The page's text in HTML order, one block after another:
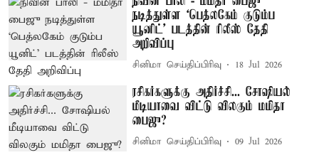
நடித்துள்ள ‘பெத்லகேம் குடும்ப
யூனிட்' படத்தின் ரிலீஸ் தேதி
அறிவிப்பு
சினிமா செய்திப்பிரிவு 18 Jul 2026
ரசிகர்களுக்கு அதிர்ச்சி... சோஷியல்
மீடியாவை விட்டு விலகும் மமிதா
பைஜு?
சினிமா செய்திப்பிரிவு 09 Jul 2026